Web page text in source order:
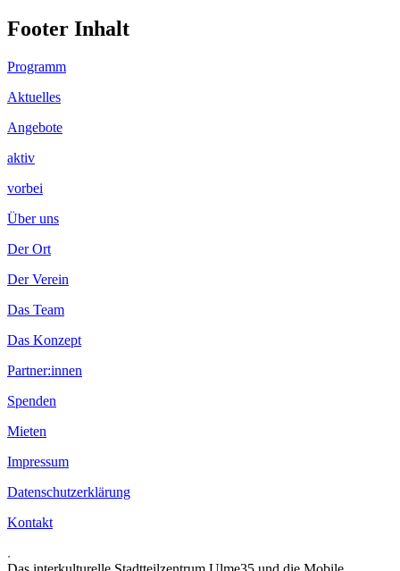
Footer Inhalt
Programm
Aktuelles
Angebote
aktiv
vorbei
Über uns
Der Ort
Der Verein
Das Team
Das Konzept
Partner:innen
Spenden
Mieten
Impressum
Datenschutzerklärung
Kontakt
.